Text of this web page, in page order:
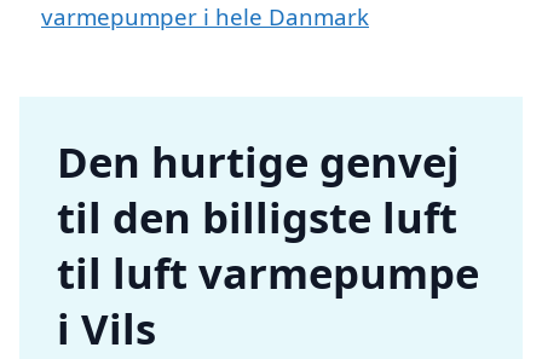
varmepumper i hele Danmark
Den hurtige genvej
til den billigste luft
til luft varmepumpe
i Vils